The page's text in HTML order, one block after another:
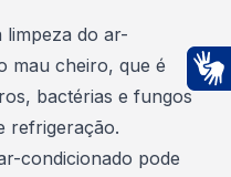
limpeza do ar-
mau cheiro, que é
bactérias e fungos
refrigeração.
condicionado pode